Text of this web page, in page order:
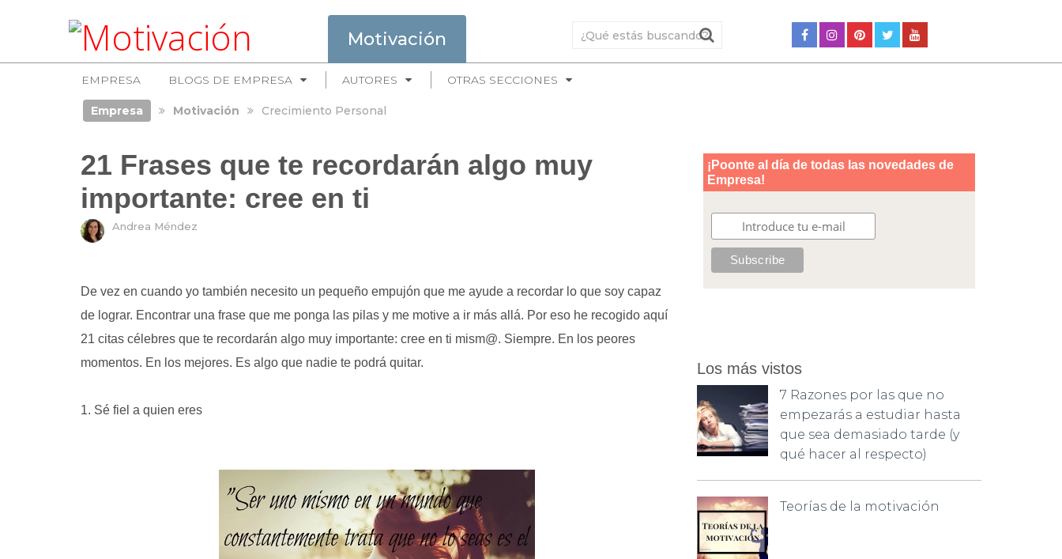
Motivación
EMPRESA BLOGS DE EMPRESA AUTORES OTRAS SECCIONES
Empresa Motivación Crecimiento Personal
21 Frases que te recordarán algo muy
importante: cree en ti
Andrea Méndez
De vez en cuando yo también necesito un pequeño empujón que me ayude a recordar lo que soy capaz
de lograr. Encontrar una frase que me ponga las pilas y me motive a ir más allá. Por eso he recogido aquí
21 citas célebres que te recordarán algo muy importante: cree en ti mism@. Siempre. En los peores
momentos. En los mejores. Es algo que nadie te podrá quitar.
1. Sé fiel a quien eres
Los más vistos
7 Razones por las que no
empezarás a estudiar hasta
que sea demasiado tarde (y
qué hacer al respecto)
Teorías de la motivación